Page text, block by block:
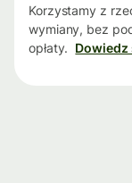
Korzystamy z
wymiany, bez
opłaty. Dowiedz